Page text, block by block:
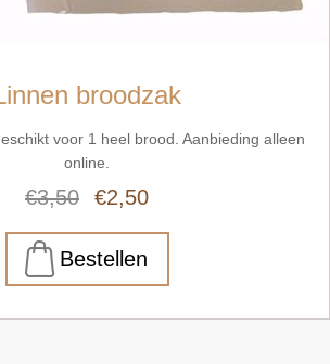
broodzak
voor 1 heel brood. Aanbieding alleen
online.
€3,50 €2,50